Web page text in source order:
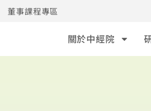
董事課程專區
關於中經院